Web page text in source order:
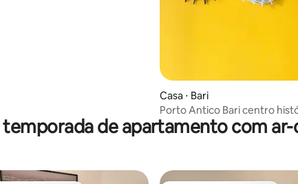
Casa ⋅ Bari
Porto Antico Bari centro
de apartamento com